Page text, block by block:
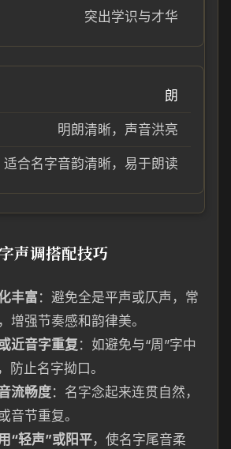
突出学识与才华
朗
明朗清晰，声音洪亮
适合名字音韵清晰，易于朗读
声调搭配技巧
丰富：避免全是平声或仄声，常
增强节奏感和韵律美。
近音字重复 ：如避免与“周”字中
防止名字拗口。
流畅度：名字念起来连贯自然，
音节重复。
“轻声”或阳平，使名字尾音柔